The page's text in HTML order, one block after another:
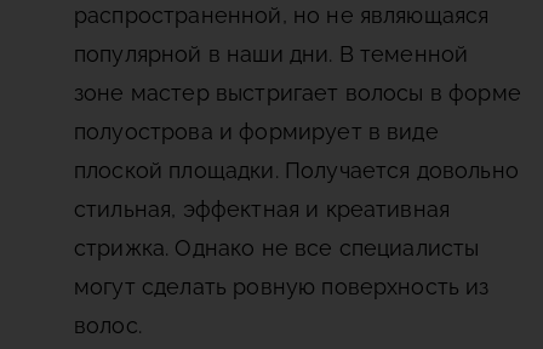
распространенной, но не являющаяся
популярной в наши дни. В теменной
зоне мастер выстригает волосы в форме
полуострова и формирует в виде
плоской площадки. Получается довольно
стильная, эффектная и креативная
стрижка. Однако не все специалисты
могут сделать ровную поверхность из
волос.